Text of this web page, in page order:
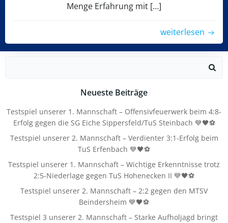
Menge Erfahrung mit […]
weiterlesen
Neueste Beiträge
Testspiel unserer 1. Mannschaft – Offensivfeuerwerk beim 4:8-
Erfolg gegen die SG Eiche Sippersfeld/TuS Steinbach 💙🖤⚽
Testspiel unserer 2. Mannschaft – Verdienter 3:1-Erfolg beim
TuS Erfenbach 💙🖤⚽
Testspiel unserer 1. Mannschaft – Wichtige Erkenntnisse trotz
2:5-Niederlage gegen TuS Hohenecken II 💙🖤⚽
Testspiel unserer 2. Mannschaft – 2:2 gegen den MTSV
Beindersheim 💙🖤⚽
Testspiel 3 unserer 2. Mannschaft – Starke Aufholjagd bringt